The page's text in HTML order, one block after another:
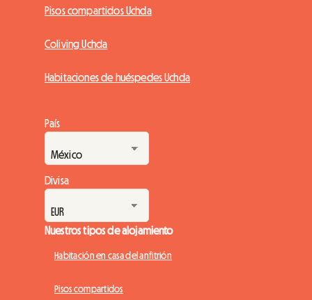
Pisos compartidos Uchda
Coliving Uchda
Habitaciones de huéspedes Uchda
País
Divisa
Nuestros tipos de alojamiento
Habitación en casa del anfitrión
Pisos compartidos